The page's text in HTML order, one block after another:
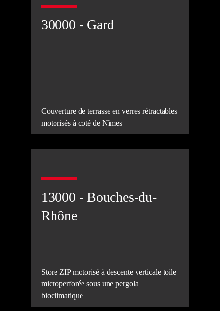
30000 - Gard
Couverture de terrasse en verres rétractables
motorisés à coté de Nîmes
13000 - Bouches-du-
Rhône
Store ZIP motorisé à descente verticale toile
microperforée sous une pergola
bioclimatique